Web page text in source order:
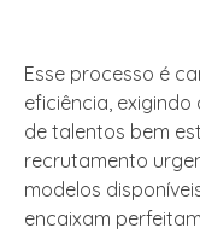
Esse processo é
eficiência,
de talentos bem
recrutamento
modelos
encaixam